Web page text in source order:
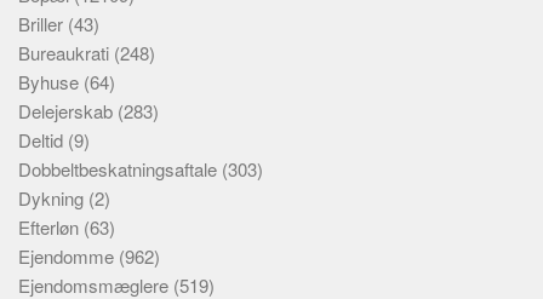
Briller (43)
Bureaukrati (248)
Byhuse (64)
Delejerskab (283)
Deltid (9)
Dobbeltbeskatningsaftale (303)
Dykning (2)
Efterløn (63)
Ejendomme (962)
Ejendomsmæglere (519)